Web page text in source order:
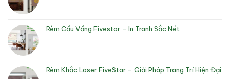
Rèm Cầu Vồng Fivestar – In Tranh Sắc Nét
Rèm Khắc Laser FiveStar – Giải Pháp Trang Trí Hiện Đại